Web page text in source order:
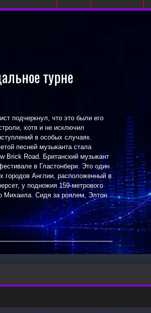
турне
подчеркнул, что это были его
хотя и не исключил
в особых случаях.
песней музыканта стала
Brick Road. Британский музыкант
в Гластонбери. Это один
городов Англии, расположенный в
у подножия 159-метрового
Михаила. Сидя за роялем, Элтон